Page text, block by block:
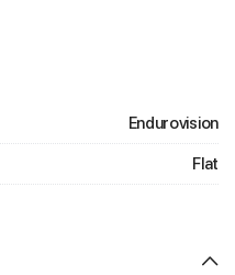
Endurovision
Flat